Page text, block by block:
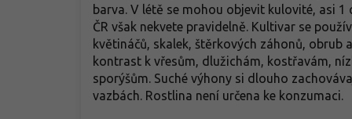
barva. V létě se mohou objevit kulovité, asi
ČR však nekvete pravidelně. Kultivar se
květináčů, skalek, štěrkových záhonů,
kontrast k vřesům, dlužichám, kostřavám,
sporýšům. Suché výhony si dlouho
vazbách. Rostlina není určena ke konzumaci.